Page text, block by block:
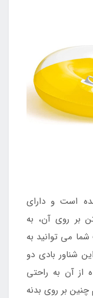
است و دارای
بر روی آن، به
می توانید به
شناور بادی دو
از آن به راحتی
بر روی بدنه